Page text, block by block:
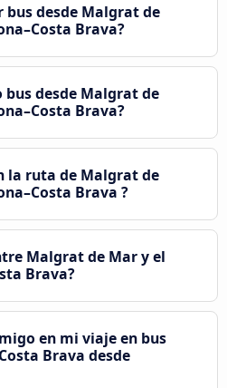
bus desde Malgrat de
Brava?
bus desde Malgrat de
Brava?
la ruta de Malgrat de
Brava ?
Malgrat de Mar y el
Brava?
en mi viaje en bus
Brava desde